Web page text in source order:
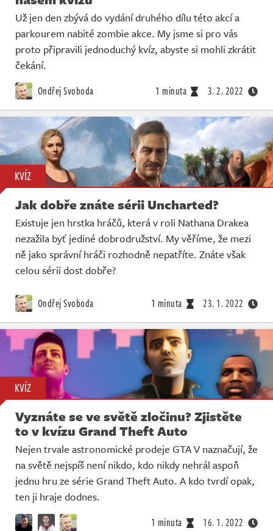
Už jen den zbývá do vydání druhého dílu této akcí a
parkourem nabité zombie akce. My jsme si pro vás
proto připravili jednoduchý kvíz, abyste si mohli zkrátit
čekání.
Ondřej Svoboda 1 minuta 3. 2. 2022
KVÍZ
Jak dobře znáte sérii Uncharted?
Existuje jen hrstka hráčů, která v roli Nathana Drakea
nezažila byť jediné dobrodružství. My věříme, že mezi
ně jako správní hráči rozhodně nepatříte. Znáte však
celou sérii dost dobře?
Ondřej Svoboda 1 minuta 23. 1. 2022
KVÍZ
Vyznáte se ve světě zločinu? Zjistěte
to v kvízu Grand Theft Auto
Nejen trvale astronomické prodeje GTA V naznačují, že
na světě nejspíš není nikdo, kdo nikdy nehrál aspoň
jednu hru ze série Grand Theft Auto. A kdo tvrdí opak,
ten ji hraje dodnes.
1 minuta 16. 1. 2022